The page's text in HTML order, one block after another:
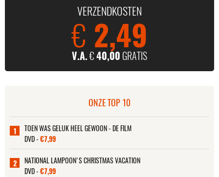
VERZENDKOSTEN
€ 2,49
V.A.€40,00 GRATIS
ONZE TOP 10
1
TOEN WAS GELUK HEEL GEWOON - DE FILM
DVD -€7,99
2
NATIONAL LAMPOON'S CHRISTMAS VACATION
DVD -€7,99